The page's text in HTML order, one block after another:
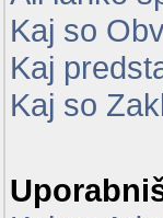
Kaj so
Kaj
Kaj so